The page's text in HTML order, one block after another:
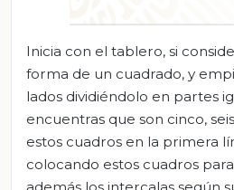
Inicia con el tablero, si
forma de un cuadrado, y
lados dividiéndolo en partes
encuentras que son cinco,
estos cuadros en la primera
colocando estos cuadros